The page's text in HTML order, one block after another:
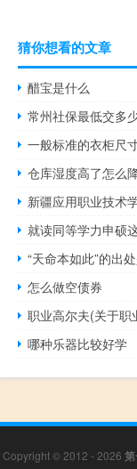
猜你想看的文章
醋宝是什么
常州社保最低交多
一般标准的衣柜尺
仓库湿度高了怎么
新疆应用职业技术
就读同等学力申硕
“天命本如此”的出
怎么做空债券
职业高尔夫(关于职
哪种乐器比较好学
Copyright © 2012 - 2026